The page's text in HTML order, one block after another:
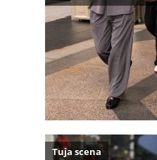
Tuja scena